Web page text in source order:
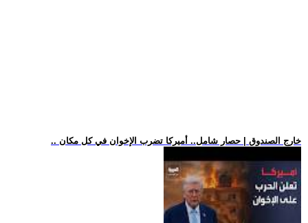
.. خارج الصندوق | حصار شامل.. أميركا تضرب الإخوان في كل مكان